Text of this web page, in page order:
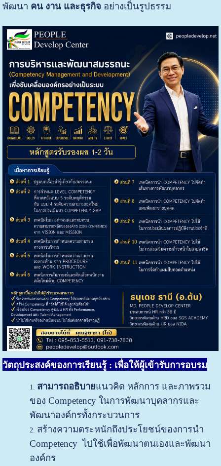
พัฒนา คน งาน และธุรกิจ อย่างเป็นรูปธรรม
วัตถุประสงค์ของการเรียนรู้ : เพื่อให้ผู้เข้ารับการอบรม
สามารถอธิบายแนวคิด หลักการ และภาพรวม
ของ Competency ในการพัฒนาบุคลากรและ
พัฒนาองค์กรทั้งกระบวนการ
สร้างความตระหนักถึงประโยชน์ของการนำ
Competency ไปใช้เพื่อพัฒนาตนเองและพัฒนา
องค์กร